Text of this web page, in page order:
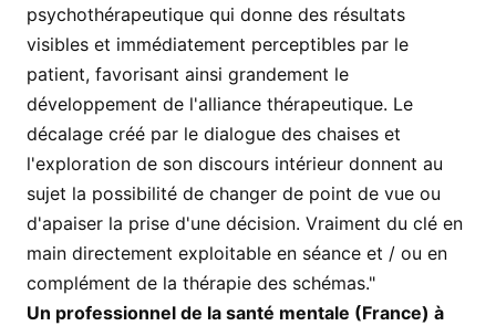
psychothérapeutique qui donne des résultats
visibles et immédiatement perceptibles par le
patient, favorisant ainsi grandement le
développement de l'alliance thérapeutique. Le
décalage créé par le dialogue des chaises et
l'exploration de son discours intérieur donnent au
sujet la possibilité de changer de point de vue ou
d'apaiser la prise d'une décision. Vraiment du clé en
main directement exploitable en séance et / ou en
complément de la thérapie des schémas."
Un professionnel de la santé mentale (France) à